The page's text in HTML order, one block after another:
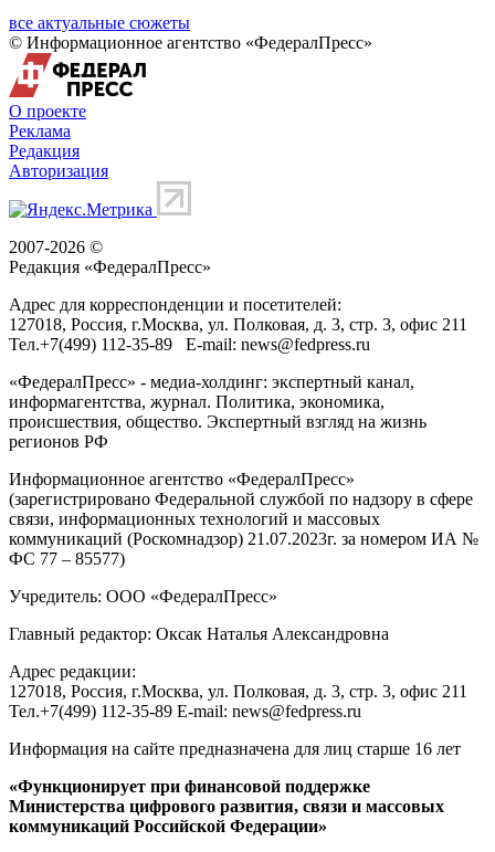
все актуальные сюжеты
© Информационное агентство «ФедералПресс»
О проекте
Реклама
Редакция
Авторизация
2007-2026 ©
Редакция «ФедералПресс»
Адрес для корреспонденции и посетителей:
127018, Россия, г.Москва, ул. Полковая, д. 3, стр. 3, офис 211
Тел.+7(499) 112-35-89 E-mail: news@fedpress.ru
«ФедералПресс» - медиа-холдинг: экспертный канал,
информагентства, журнал. Политика, экономика,
происшествия, общество. Экспертный взгляд на жизнь
регионов РФ
Информационное агентство «ФедералПресс»
(зарегистрировано Федеральной службой по надзору в сфере
связи, информационных технологий и массовых
коммуникаций (Роскомнадзор) 21.07.2023г. за номером ИА №
ФС 77 – 85577)
Учредитель: ООО «ФедералПресс»
Главный редактор: Оксак Наталья Александровна
Адрес редакции:
127018, Россия, г.Москва, ул. Полковая, д. 3, стр. 3, офис 211
Тел.+7(499) 112-35-89 E-mail: news@fedpress.ru
Информация на сайте предназначена для лиц старше 16 лет
«Функционирует при финансовой поддержке
Министерства цифрового развития, связи и массовых
коммуникаций Российской Федерации»